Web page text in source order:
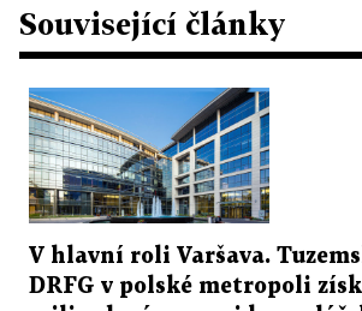
Související články
V hlavní roli Varšava.
DRFG v polské metropoli